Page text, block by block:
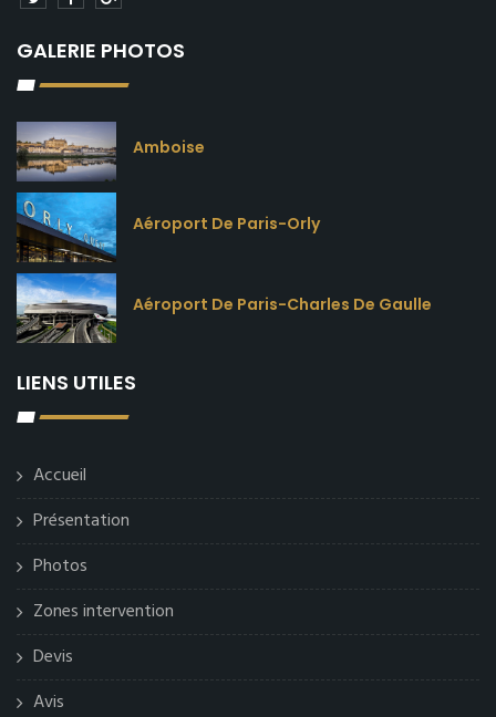
GALERIE PHOTOS
Amboise
Aéroport De Paris-Orly
Aéroport De Paris-Charles De Gaulle
LIENS UTILES
Accueil
Présentation
Photos
Zones intervention
Devis
Avis